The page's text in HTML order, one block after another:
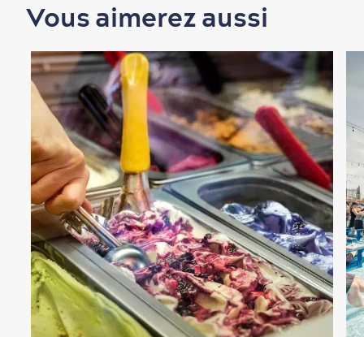
Nature à proximité
Magasinage
Vous aimerez aussi